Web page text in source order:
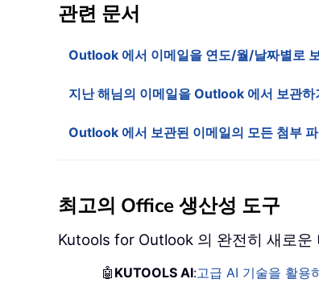
관련 문서
Outlook 에서 이메일을 연도/월/날짜별로
지난 해님의 이메일을 Outlook 에서 보관하
Outlook 에서 보관된 이메일의 모든 첨부
최고의 Office 생산성 도구
Kutools for Outlook 의 완전히 새로운
🤖 KUTOOLS AI:고급 AI 기술을 활용